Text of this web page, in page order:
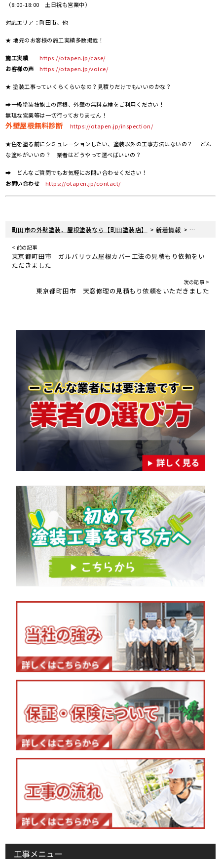
（8:00-18:00 土日祝も営業中）
対応エリア：町田市、他
★ 地元のお客様の施工実績多数掲載！
施工実績
https://otapen.jp/case/
お客様の声
https://otapen.jp/voice/
★ 塗装工事っていくらくらいなの？見積りだけでもいいのかな？
➡一級塗装技能士の屋根、外壁の無料点検をご利用ください！
無理な営業等は一切行っておりません！
外壁屋根無料診断 https://otapen.jp/inspection/
★色を塗る前にシミュレーションしたい、塗装以外の工事方法はないの？ どん
な塗料がいいの？ 業者はどうやって選べばいいの？
➡ どんなご質問でもお気軽にお問い合わせください！
お問い合わせ
https://otapen.jp/contact/
町田市の外壁塗装、屋根塗装なら【町田塗装店】 >新着情報 > 現場レポ
< 前の記事
東京都町田市 ガルバリウム屋根カバー工法の見積もり依頼をい
ただきました
次の記事 >
東京都町田市 天窓修理の見積もり依頼をいただきました
工事メニュー